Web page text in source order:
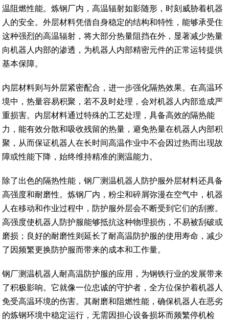
温阻燃性能。炼钢厂内，高温辐射如影随形，时刻威胁着机器
人的安全。外层材料凭借自身稳定的结构和特性，能够承受住
这种强烈的高温辐射，将大部分热量阻挡在外，显著减少热量
向机器人内部的渗透，为机器人内部精密元件的正常运转提供
基本保障。
内层材料则与外层紧密配合，进一步强化隔热效果。在高温环
境中，热量容易积聚，若不及时处理，会对机器人内部造成严
重损害。内层材料通过特殊的工艺处理，具备高效的隔热能
力，能有效分散和吸收残留的热量，避免热量在机器人内部积
聚，从而保证机器人在长时间高温作业中不会因过热而出现故
障或性能下降，始终维持精准的测温能力。
除了出色的隔热性能，钢厂测温机器人防护服外层材料还具备
高强度和耐磨性。炼钢厂内，粉尘和碎屑弥漫在空气中，机器
人在移动和作业过程中，防护服外层会不断受到它们的刮擦。
高强度使机器人防护服能够抵抗这种物理损伤，不易被刮破或
磨损；良好的耐磨性则延长了耐高温防护服的使用寿命，减少
了因频繁更换防护服而带来的成本和工作量。
钢厂测温机器人耐高温防护服的应用，为钢铁行业的发展带来
了积极影响。它就像一位忠诚的守护者，全方位保护着机器人
免受高温环境的伤害。其耐磨和阻燃性能，确保机器人在恶劣
的炼钢环境中稳定运行，无需因担心设备损坏而频繁停机检